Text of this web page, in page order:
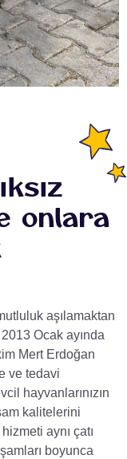
onlara
aşılamaktan
Ocak ayında
Mert Erdoğan
ve tedavi
hayvanlarınızın
kalitelerini
aynı çatı
boyunca